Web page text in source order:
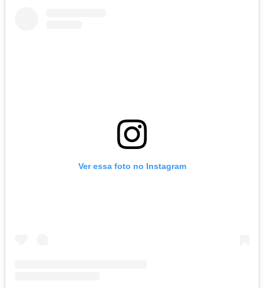
Ver essa foto no Instagram